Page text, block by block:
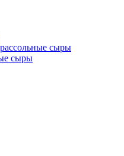
сыры
сыры